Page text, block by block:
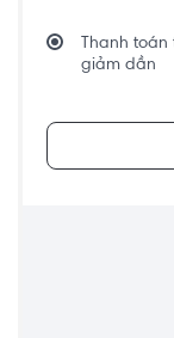
Thanh toán
giảm dần